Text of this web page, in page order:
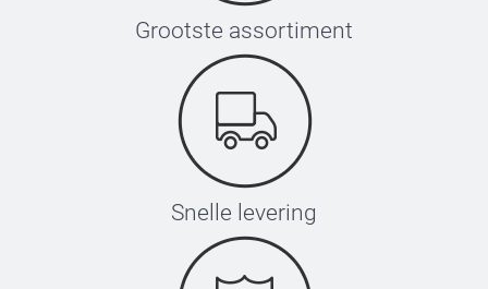
Grootste assortiment
Snelle levering